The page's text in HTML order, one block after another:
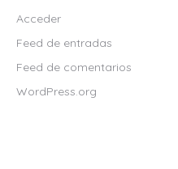
Acceder
Feed de entradas
Feed de comentarios
WordPress.org